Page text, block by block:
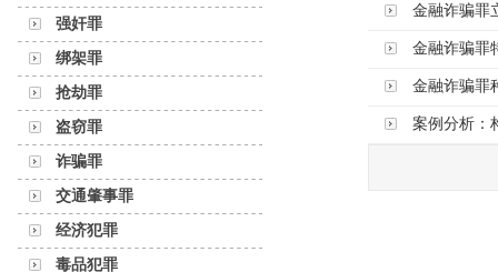
强奸罪
绑架罪
抢劫罪
盗窃罪
诈骗罪
交通肇事罪
经济犯罪
毒品犯罪
金融诈骗罪
金融诈骗罪
金融诈骗罪
案例分析：